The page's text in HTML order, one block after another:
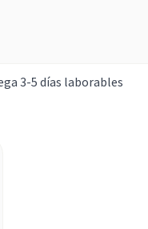
3-5 días laborables